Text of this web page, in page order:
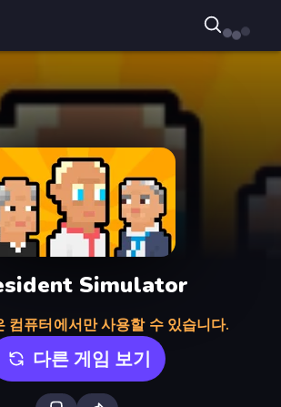
Simulator
컴퓨터에서만 사용할 수 있습니다.
다른 게임 보기